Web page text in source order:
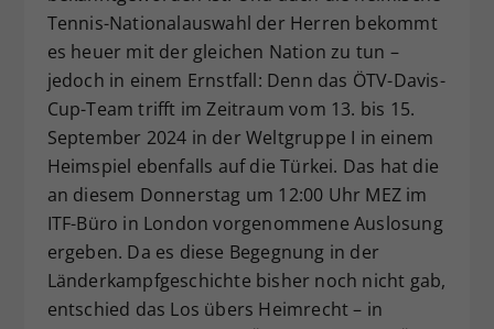
Tennis-Nationalauswahl der Herren bekommt
es heuer mit der gleichen Nation zu tun –
jedoch in einem Ernstfall: Denn das ÖTV-Davis-
Cup-Team trifft im Zeitraum vom 13. bis 15.
September 2024 in der Weltgruppe I in einem
Heimspiel ebenfalls auf die Türkei. Das hat die
an diesem Donnerstag um 12:00 Uhr MEZ im
ITF-Büro in London vorgenommene Auslosung
ergeben. Da es diese Begegnung in der
Länderkampfgeschichte bisher noch nicht gab,
entschied das Los übers Heimrecht – in
Zweck
Dieser Wert speichert Ihre Consent-
Einstellungen. Unter anderem eine
zufällig generierte ID, für die
historische Speicherung Ihrer
Webseiten-Betreiber dies eingestellt
hat.